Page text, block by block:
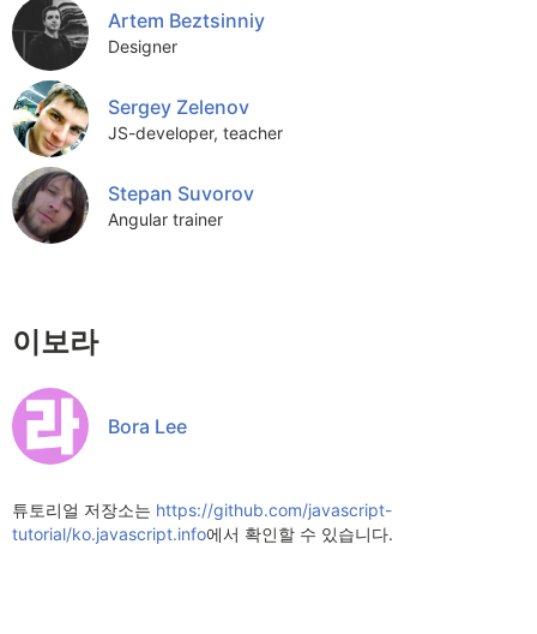
Artem Beztsinniy
Designer
Sergey Zelenov
JS-developer, teacher
Stepan Suvorov
Angular trainer
이보라
Bora Lee
튜토리얼 저장소는 https://github.com/javascript-
tutorial/ko.javascript.info에서 확인할 수 있습니다.